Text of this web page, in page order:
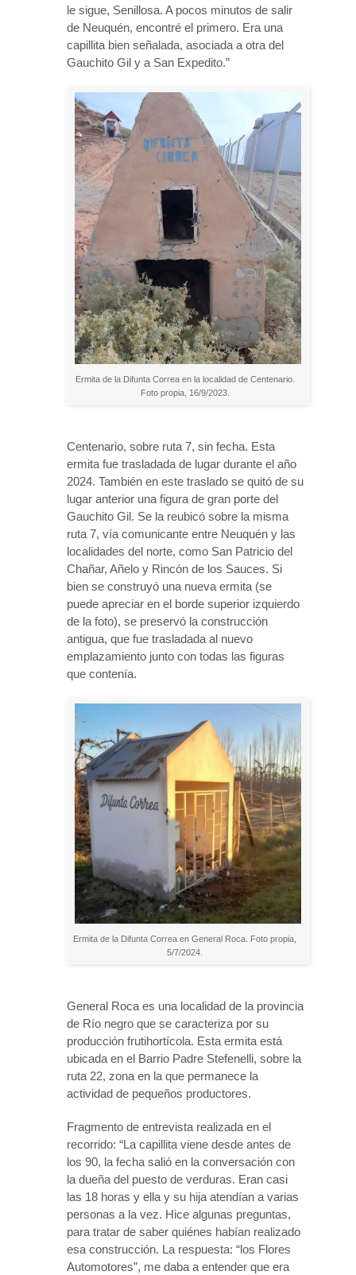
le sigue, Senillosa. A pocos minutos de salir
de Neuquén, encontré el primero. Era una
capillita bien señalada, asociada a otra del
Gauchito Gil y a San Expedito.”
Ermita de la Difunta Correa en la localidad de Centenario.
Foto propia, 16/9/2023.
Centenario, sobre ruta 7, sin fecha. Esta
ermita fue trasladada de lugar durante el año
2024. También en este traslado se quitó de su
lugar anterior una figura de gran porte del
Gauchito Gil. Se la reubicó sobre la misma
ruta 7, vía comunicante entre Neuquén y las
localidades del norte, como San Patricio del
Chañar, Añelo y Rincón de los Sauces. Si
bien se construyó una nueva ermita (se
puede apreciar en el borde superior izquierdo
de la foto), se preservó la construcción
antigua, que fue trasladada al nuevo
emplazamiento junto con todas las figuras
que contenía.
Ermita de la Difunta Correa en General Roca. Foto propia,
5/7/2024.
General Roca es una localidad de la provincia
de Río negro que se caracteriza por su
producción frutihortícola. Esta ermita está
ubicada en el Barrio Padre Stefenelli, sobre la
ruta 22, zona en la que permanece la
actividad de pequeños productores.
Fragmento de entrevista realizada en el
recorrido: “La capillita viene desde antes de
los 90, la fecha salió en la conversación con
la dueña del puesto de verduras. Eran casi
las 18 horas y ella y su hija atendían a varias
personas a la vez. Hice algunas preguntas,
para tratar de saber quiénes habían realizado
esa construcción. La respuesta: “los Flores
Automotores”, me daba a entender que era